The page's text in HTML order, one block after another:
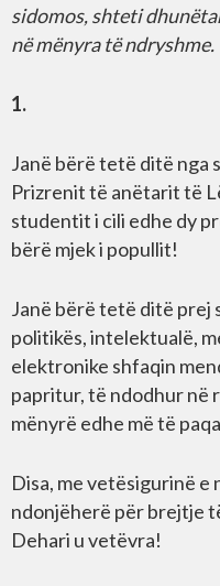
sidomos, shteti
në mënyra të ndryshme.
1.
Janë bërë tetë ditë nga
Prizrenit të anëtarit të
studentit i cili edhe dy
bërë mjek i popullit!
Janë bërë tetë ditë prej
politikës, intelektualë,
elektronike shfaqin
papritur, të ndodhur në
mënyrë edhe më të
Disa, me vetësigurinë e
ndonjëherë për brejtje
Dehari u vetëvra!